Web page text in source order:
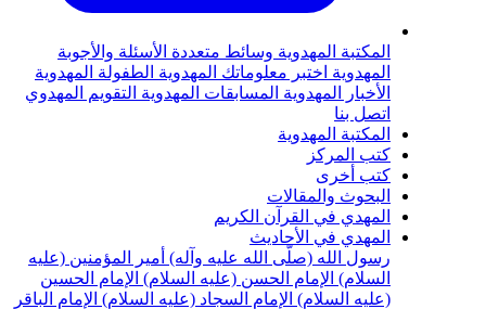
المهدويةوسائط متعددةالأسئلة والأجوبة
اختبر معلوماتك المهدويةالطفولة المهدوية
المهدويةالمسابقات المهدويةالتقويم المهدوي
المهدوية
والمقالات
في القرآن الكريم
في الأحاديث
الله (صلّى الله عليه وآله) أمير المؤمنين (عليه
الإمام الحسن (عليه السلام) الإمام الحسين
الإمام السجاد (عليه السلام) الإمام الباقر